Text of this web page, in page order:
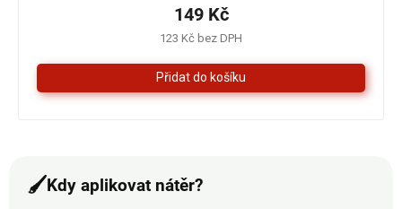
je
4,3
z
5
hvězdiček.
123 Kč bez DPH
149 Kč
🖌️Kdy aplikovat nátěr?